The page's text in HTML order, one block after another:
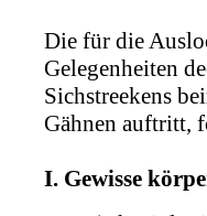
Die für die
Gelegenheiten
Sichstreekens
Gähnen auftritt,
I. Gewisse